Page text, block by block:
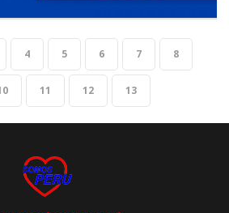
4 5 6 7 8
11 12 13